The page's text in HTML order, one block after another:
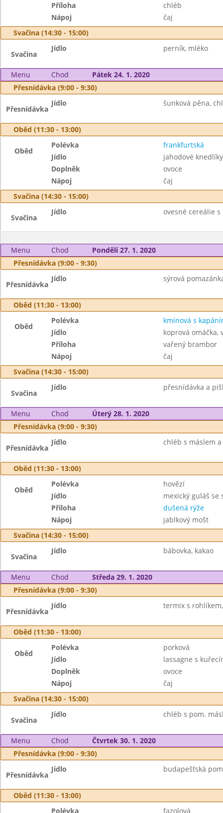
Příloha
chléb
Nápoj
čaj
Svačina (14:30 - 15:00)
Svačina
Jídlo perník, mléko
Menu Chod
Pátek 24. 1. 2020
Přesnídávka (9:00 - 9:30)
Přesnídávka
Jídlo šunková pěna,
Oběd (11:30 - 13:00)
Oběd
Polévka
frankfurtská
Jídlo
jahodové
Doplněk
ovoce
Nápoj
čaj
Svačina (14:30 - 15:00)
Svačina
Jídlo ovesné cereálie s
Menu Chod
Pondělí 27. 1. 2020
Přesnídávka (9:00 - 9:30)
Přesnídávka
Jídlo sýrová
Oběd (11:30 - 13:00)
Oběd
Polévka
kmínová s
Jídlo
koprová omáčka,
Příloha
vařený brambor
Nápoj
čaj
Svačina (14:30 - 15:00)
Svačina
Jídlo přesnídávka a
Menu Chod
Úterý 28. 1. 2020
Přesnídávka (9:00 - 9:30)
Přesnídávka
Jídlo chléb s máslem
Oběd (11:30 - 13:00)
Oběd
Polévka
hovězí
Jídlo
mexický guláš se
Příloha
dušená rýže
Nápoj
jablkový mošt
Svačina (14:30 - 15:00)
Svačina
Jídlo bábovka, kakao
Menu Chod
Středa 29. 1. 2020
Přesnídávka (9:00 - 9:30)
Přesnídávka
Jídlo termix s
Oběd (11:30 - 13:00)
Oběd
Polévka
porková
Jídlo
lassagne s
Doplněk
ovoce
Nápoj
čaj
Svačina (14:30 - 15:00)
Svačina
Jídlo chléb s pom.
Menu Chod
Čtvrtek 30. 1. 2020
Přesnídávka (9:00 - 9:30)
Přesnídávka
Jídlo budapešťská
Oběd (11:30 - 13:00)
Polévka fazolová